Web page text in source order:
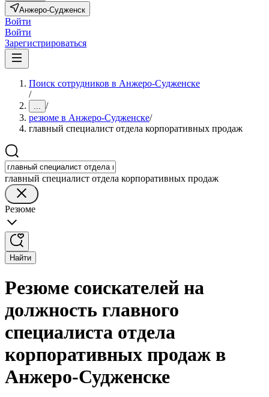
Анжеро-Судженск
Войти
Войти
Зарегистрироваться
Поиск сотрудников в Анжеро-Судженске
/
... /
резюме в Анжеро-Судженске/
главный специалист отдела корпоративных продаж
главный специалист отдела корпоративных продаж
Резюме
Найти
Резюме соискателей на
должность главного
специалиста отдела
корпоративных продаж в
Анжеро-Судженске